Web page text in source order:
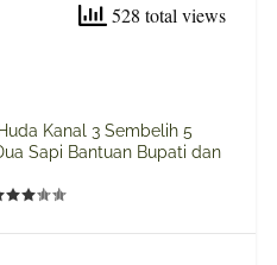
528 total views
Kanal 3 Sembelih 5
Sapi Bantuan Bupati dan